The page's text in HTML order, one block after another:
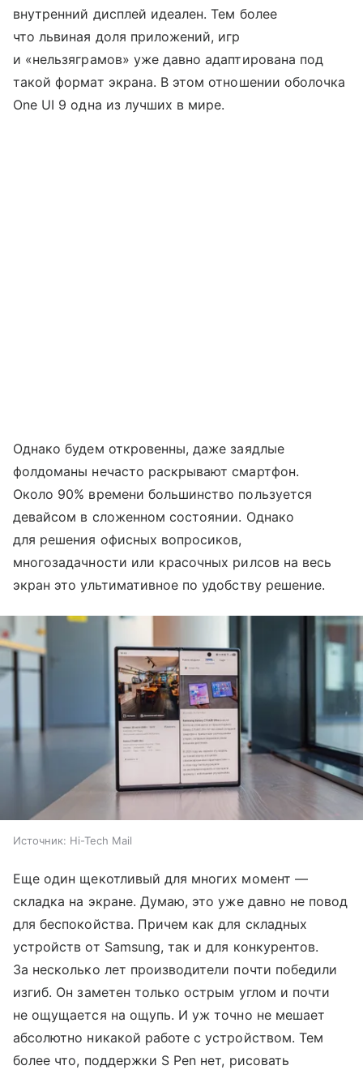
внутренний дисплей идеален. Тем более
что львиная доля приложений, игр
и «нельзяграмов» уже давно адаптирована под
такой формат экрана. В этом отношении оболочка
One UI 9 одна из лучших в мире.
Однако будем откровенны, даже заядлые
фолдоманы нечасто раскрывают смартфон.
Около 90% времени большинство пользуется
девайсом в сложенном состоянии. Однако
для решения офисных вопросиков,
многозадачности или красочных рилсов на весь
экран это ультимативное по удобству решение.
Источник: Hi-Tech Mail
Еще один щекотливый для многих момент —
складка на экране. Думаю, это уже давно не повод
для беспокойства. Причем как для складных
устройств от Samsung, так и для конкурентов.
За несколько лет производители почти победили
изгиб. Он заметен только острым углом и почти
не ощущается на ощупь. И уж точно не мешает
абсолютно никакой работе с устройством. Тем
более что, поддержки S Pen нет, рисовать